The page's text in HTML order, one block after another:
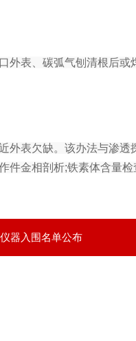
外表、碳弧气刨清根后
外表欠缺。该办法与渗
件金相剖析;铁素体含量
器入围名单公布